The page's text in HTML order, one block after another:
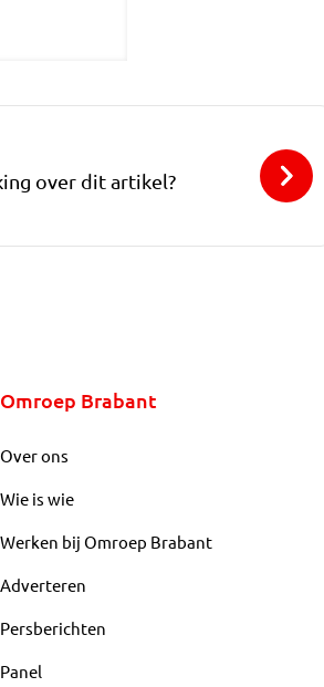
over dit artikel?
Omroep Brabant
Over ons
Wie is wie
Werken bij Omroep Brabant
Adverteren
Persberichten
Panel